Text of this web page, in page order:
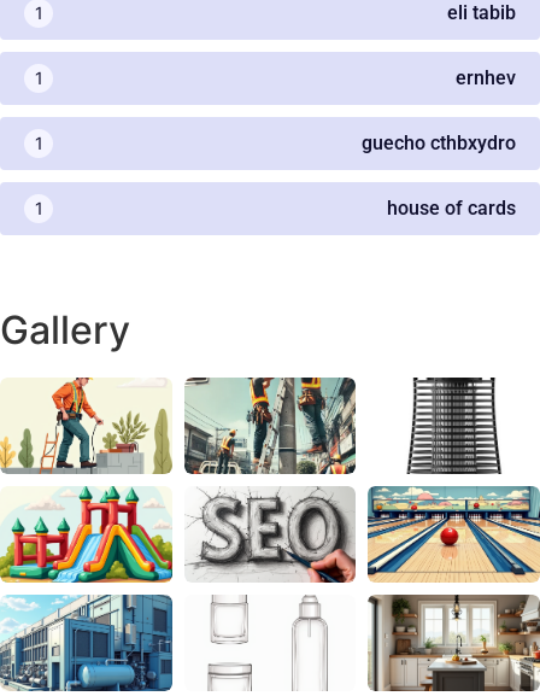
eli tabib
1
ernhev
1
guecho cthbxydro
1
house of cards
1
Gallery